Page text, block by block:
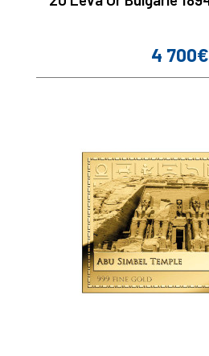
Prix
4 700€